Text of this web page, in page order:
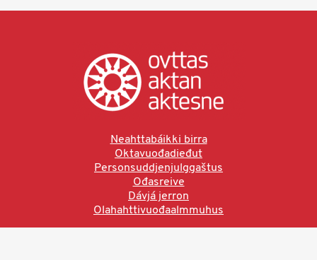
Neahttabáikki birra
Oktavuođadieđut
Personsuddjenjulggaštus
Ođasreive
Dávjá jerron
Olahahttivuođaalmmuhus